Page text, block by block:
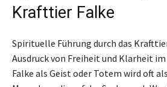
Krafttier Falke
Spirituelle Führung durch das
Ausdruck von Freiheit und Klarheit
Falke als Geist oder Totem wird oft